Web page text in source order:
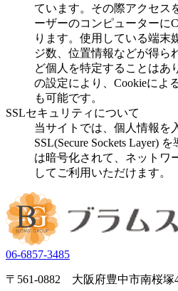
ています。その際アクセス
ーザーのコンピューターに
ります。使用している端末
ジ数、位置情報などが得ら
ど個人を特定することはあ
の設定により、Cookieによ
も可能です。
SSLセキュリティについて
当サイトでは、個人情報を
SSL(Secure Sockets Layer)
は暗号化されて、ネットワ
してご利用いただけます。
06-6857-3485
〒561-0882 大阪府豊中市南桜塚